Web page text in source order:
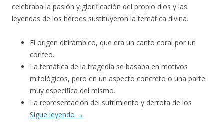
celebraba la pasión y glorificación del propio dios y las
leyendas de los héroes sustituyeron la temática divina.
El origen ditirámbico, que era un canto coral por un
corifeo.
La temática de la tragedia se basaba en motivos
mitológicos, pero en un aspecto concreto o una parte
muy específica del mismo.
La representación del sufrimiento y derrota de los
Sigue leyendo →